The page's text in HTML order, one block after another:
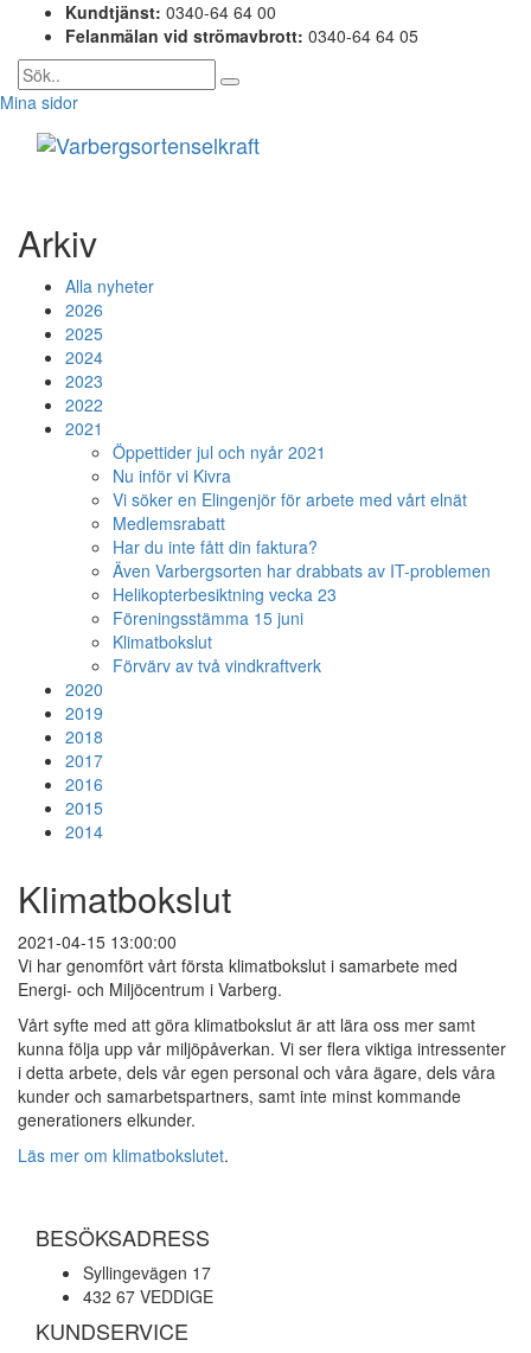
Kundtjänst: 0340-64 64 00
Felanmälan vid strömavbrott: 0340-64 64 05
Mina sidor
Arkiv
Alla nyheter
2026
2025
2024
2023
2022
2021
Öppettider jul och nyår 2021
Nu inför vi Kivra
Vi söker en Elingenjör för arbete med vårt elnät
Medlemsrabatt
Har du inte fått din faktura?
Även Varbergsorten har drabbats av IT-problemen
Helikopterbesiktning vecka 23
Föreningsstämma 15 juni
Klimatbokslut
Förvärv av två vindkraftverk
2020
2019
2018
2017
2016
2015
2014
Klimatbokslut
2021-04-15 13:00:00
Vi har genomfört vårt första klimatbokslut i samarbete med
Energi- och Miljöcentrum i Varberg.
Vårt syfte med att göra klimatbokslut är att lära oss mer samt
kunna följa upp vår miljöpåverkan. Vi ser flera viktiga intressenter
i detta arbete, dels vår egen personal och våra ägare, dels våra
kunder och samarbetspartners, samt inte minst kommande
generationers elkunder.
Läs mer om klimatbokslutet.
BESÖKSADRESS
Syllingevägen 17
432 67 VEDDIGE
KUNDSERVICE